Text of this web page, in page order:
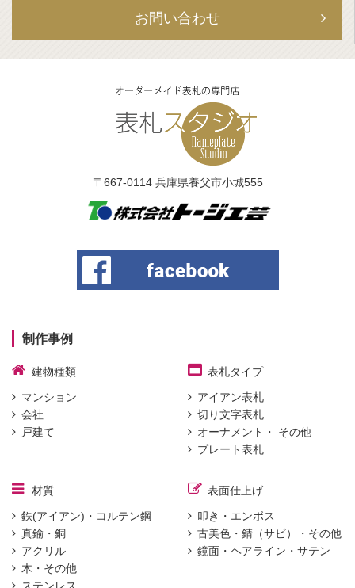
お問い合わせ
〒667-0114 兵庫県養父市小城555
制作事例
建物種類
マンション
会社
戸建て
表札タイプ
アイアン表札
切り文字表札
オーナメント・ その他
プレート表札
材質
鉄(アイアン)・コルテン鋼
真鍮・銅
アクリル
木・その他
表面仕上げ
叩き・エンボス
古美色・錆（サビ）・その他
鏡面・ヘアライン・サテン